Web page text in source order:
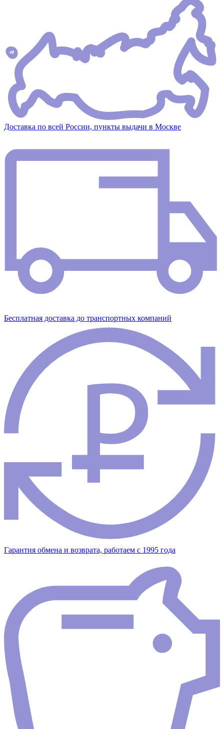
Доставка по всей России, пункты выдачи в Москве
Бесплатная доставка до транспортных компаний
Гарантия обмена и возврата, работаем с 1995 года